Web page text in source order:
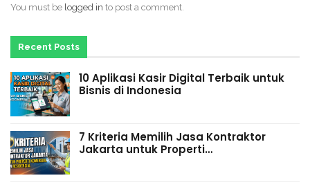
You must be logged in to post a comment.
Recent Posts
10 Aplikasi Kasir Digital Terbaik untuk
Bisnis di Indonesia
7 Kriteria Memilih Jasa Kontraktor
Jakarta untuk Properti…